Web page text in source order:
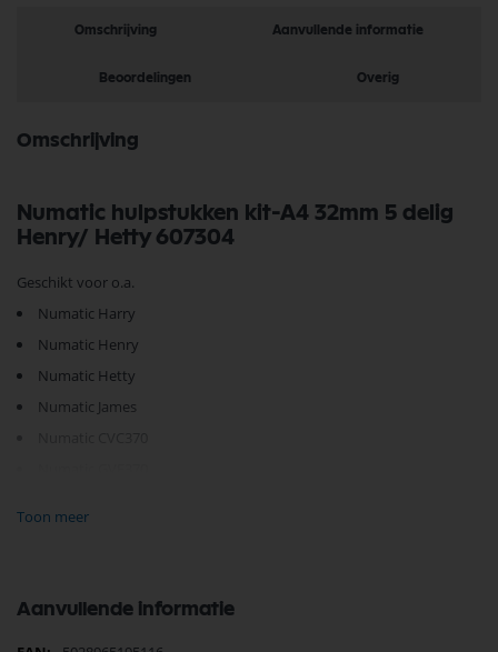
Omschrijving Aanvullende informatie
Beoordelingen Overig
Omschrijving
Numatic hulpstukken kit-A4 32mm 5 delig
Henry/ Hetty 607304
Geschikt voor o.a.
Numatic Harry
Numatic Henry
Numatic Hetty
Numatic James
Toon meer
Toon meer
Aanvullende informatie